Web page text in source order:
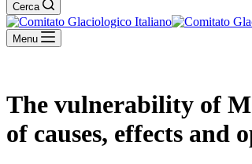
Cerca
Menu
The vulnerability of
of causes, effects and